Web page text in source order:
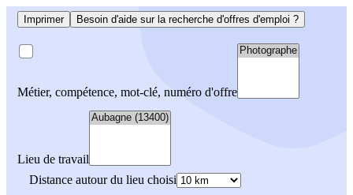
Imprimer Besoin d'aide sur la recherche d'offres d'emploi ?
Métier, compétence, mot-clé, numéro d'offre
Lieu de travail
Distance autour du lieu choisi